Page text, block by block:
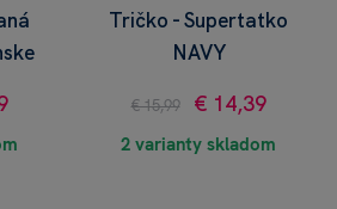
Tričko - Supertatko
NAVY
€ 15,99 € 14,39
2 varianty skladom